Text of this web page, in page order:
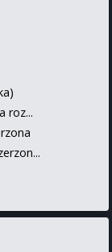
roz...